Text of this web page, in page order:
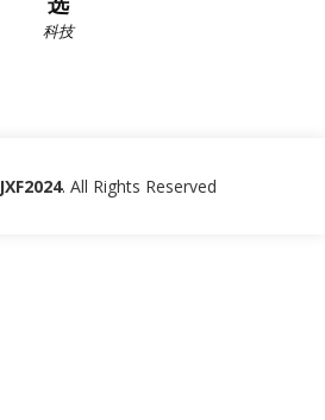
科技
JXF2024. All Rights Reserved